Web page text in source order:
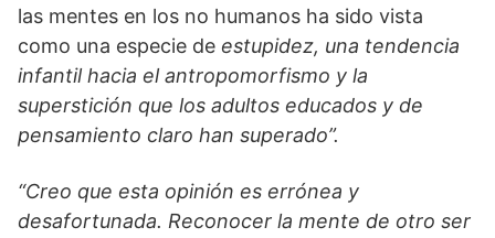
las mentes en los no humanos ha sido vista
como una especie de estupidez, una tendencia
infantil hacia el antropomorfismo y la
superstición que los adultos educados y de
pensamiento claro han superado”.
“Creo que esta opinión es errónea y
desafortunada. Reconocer la mente de otro ser